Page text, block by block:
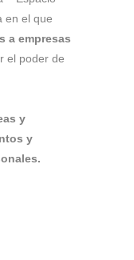
en el que
a empresas
el poder de
y
y